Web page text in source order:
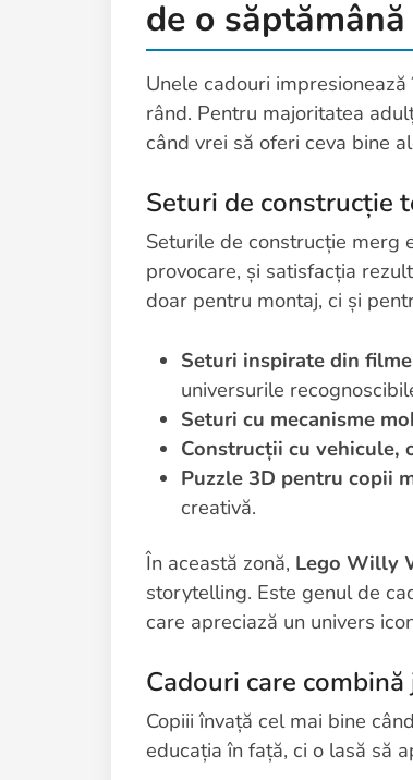
de o săptămână
Unele cadouri
rând. Pentru majoritatea
când vrei să oferi ceva bine
Seturi de construcție
Seturile de construcție merg
provocare, și satisfacția
doar pentru montaj, ci și
Seturi inspirate din
universurile
Seturi cu mecanisme
Construcții cu vehicule,
Puzzle 3D pentru copii
creativă.
În această zonă, Lego Willy
storytelling. Este genul de
care apreciază un univers
Cadouri care
Copiii învață cel mai bine
educația în față, ci o lasă să